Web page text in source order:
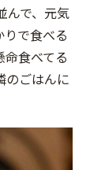
んで、元気
で食べる
食べてる
のごはんに